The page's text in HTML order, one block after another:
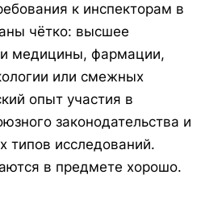
к инспекторам в
чётко: высшее
медицины, фармации,
или смежных
опыт участия в
законодательства и
типов исследований.
в предмете хорошо.